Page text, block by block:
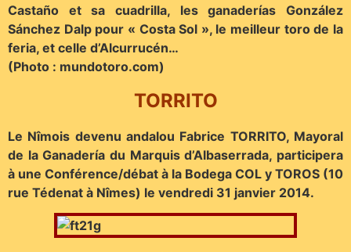
Castaño et sa cuadrilla, les ganaderías González
Sánchez Dalp pour « Costa Sol », le meilleur toro de la
feria, et celle d’Alcurrucén…
(Photo : mundotoro.com)
TORRITO
Le Nîmois devenu andalou Fabrice TORRITO, Mayoral
de la Ganadería du Marquis d’Albaserrada, participera
à une Conférence/débat à la Bodega COL y TOROS (10
rue Tédenat à Nîmes) le vendredi 31 janvier 2014.